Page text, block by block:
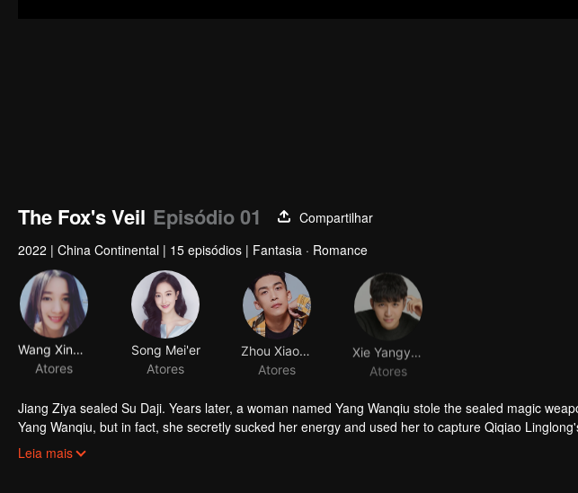
The Fox's Veil Episódio 01
Compartilhar
2022 | China Continental | 15 episódios | Fantasia · Romance
Wang Xinyan
Atores
Song Mei'er
Atores
Atores
Atores
Jiang Ziya sealed Su Daji. Years later, a woman named Yang Wanqiu stole the sealed magic
Yang Wanqiu, but in fact, she secretly sucked her energy and used her to capture Qiqiao
was injured by Su Daji. At the critical moment, Yang Wanqiu awakened her soul and made a
Leia mais